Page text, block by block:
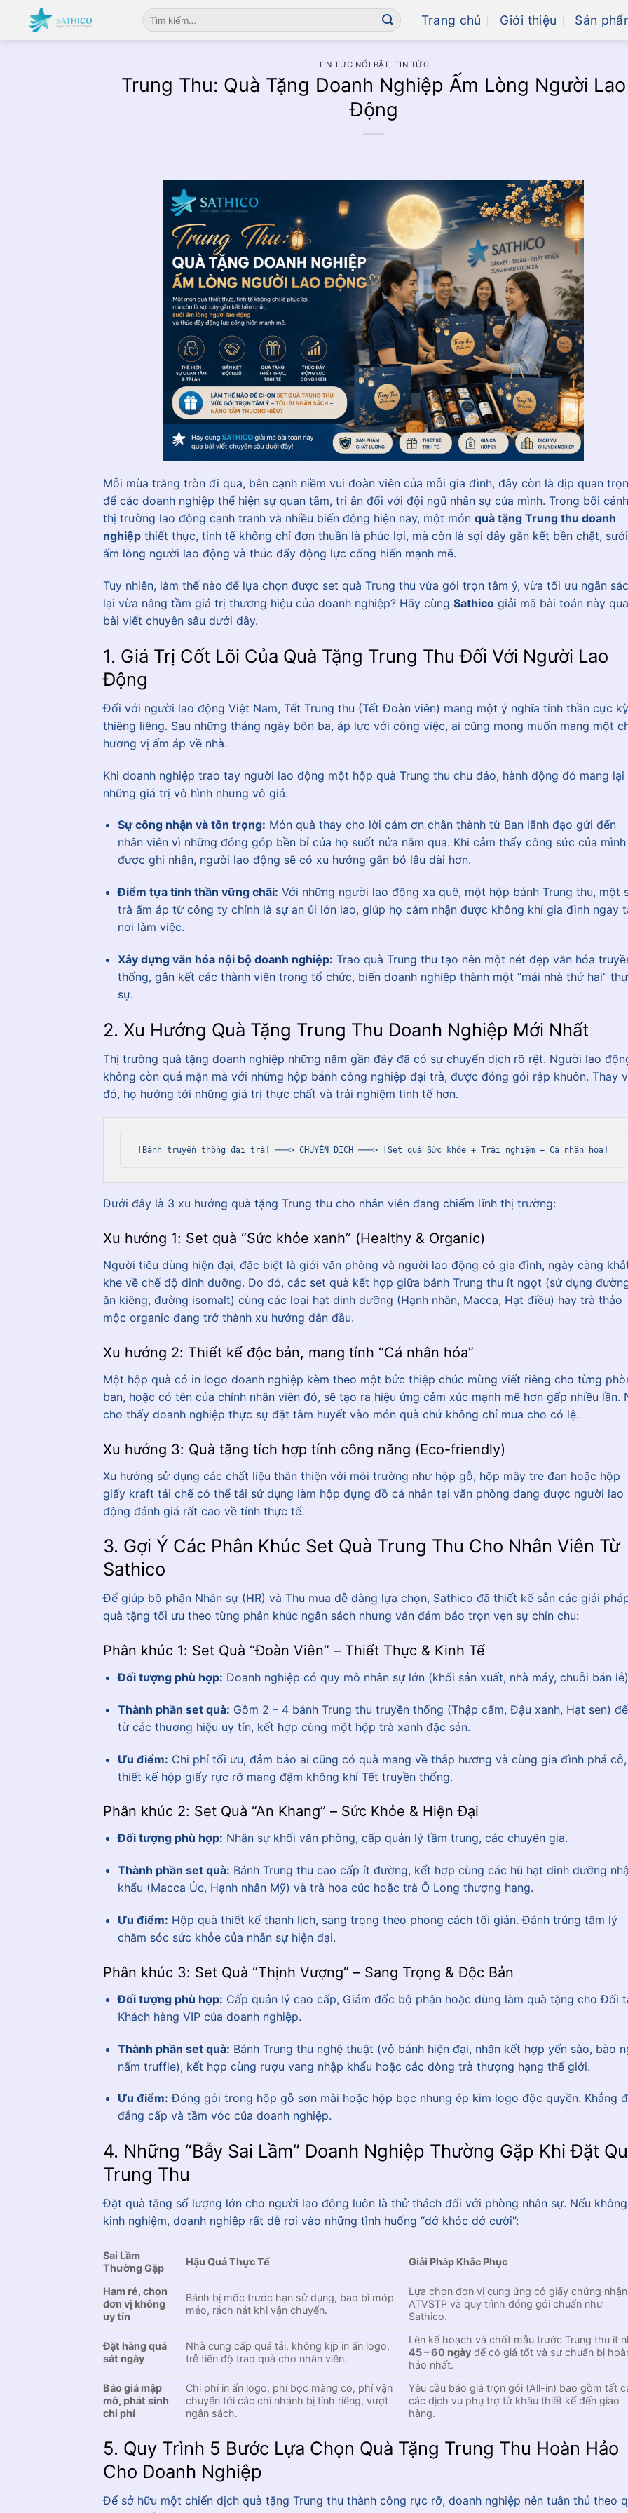
Chuyển
nội
Tìm
kiếm:
Trang chủ Giới thiệu Sản
TIN TỨC NỔI BẬT, TIN TỨC
Trung Thu: Quà Tặng Doanh Nghiệp Ấm Lòng Người Lao
Động
Mỗi mùa trăng tròn đi qua, bên cạnh niềm vui đoàn viên của mỗi gia đình, đây còn là dịp quan
để các doanh nghiệp thể hiện sự quan tâm, tri ân đối với đội ngũ nhân sự của mình. Trong bối cảnh
thị trường lao động cạnh tranh và nhiều biến động hiện nay, một món quà tặng Trung thu doanh
nghiệp thiết thực, tinh tế không chỉ đơn thuần là phúc lợi, mà còn là sợi dây gắn kết bền chặt, sưởi
ấm lòng người lao động và thúc đẩy động lực cống hiến mạnh mẽ.
Tuy nhiên, làm thế nào để lựa chọn được set quà Trung thu vừa gói trọn tâm ý, vừa tối ưu ngân
lại vừa nâng tầm giá trị thương hiệu của doanh nghiệp? Hãy cùng Sathico giải mã bài toán này qua
bài viết chuyên sâu dưới đây.
1. Giá Trị Cốt Lõi Của Quà Tặng Trung Thu Đối Với Người Lao
Động
Đối với người lao động Việt Nam, Tết Trung thu (Tết Đoàn viên) mang một ý nghĩa tinh thần cực kỳ
thiêng liêng. Sau những tháng ngày bôn ba, áp lực với công việc, ai cũng mong muốn mang một
hương vị ấm áp về nhà.
Khi doanh nghiệp trao tay người lao động một hộp quà Trung thu chu đáo, hành động đó mang lại
những giá trị vô hình nhưng vô giá:
Sự công nhận và tôn trọng: Món quà thay cho lời cảm ơn chân thành từ Ban lãnh đạo gửi đến
nhân viên vì những đóng góp bền bỉ của họ suốt nửa năm qua. Khi cảm thấy công sức của mình
được ghi nhận, người lao động sẽ có xu hướng gắn bó lâu dài hơn.
Điểm tựa tinh thần vững chãi: Với những người lao động xa quê, một hộp bánh Trung thu, một
trà ấm áp từ công ty chính là sự an ủi lớn lao, giúp họ cảm nhận được không khí gia đình ngay
nơi làm việc.
Xây dựng văn hóa nội bộ doanh nghiệp: Trao quà Trung thu tạo nên một nét đẹp văn hóa
thống, gắn kết các thành viên trong tổ chức, biến doanh nghiệp thành một “mái nhà thứ hai”
sự.
2. Xu Hướng Quà Tặng Trung Thu Doanh Nghiệp Mới Nhất
Thị trường quà tặng doanh nghiệp những năm gần đây đã có sự chuyển dịch rõ rệt. Người lao
không còn quá mặn mà với những hộp bánh công nghiệp đại trà, được đóng gói rập khuôn. Thay
đó, họ hướng tới những giá trị thực chất và trải nghiệm tinh tế hơn.
Dưới đây là 3 xu hướng quà tặng Trung thu cho nhân viên đang chiếm lĩnh thị trường:
Xu hướng 1: Set quà “Sức khỏe xanh” (Healthy & Organic)
Người tiêu dùng hiện đại, đặc biệt là giới văn phòng và người lao động có gia đình, ngày càng
khe về chế độ dinh dưỡng. Do đó, các set quà kết hợp giữa bánh Trung thu ít ngọt (sử dụng
ăn kiêng, đường isomalt) cùng các loại hạt dinh dưỡng (Hạnh nhân, Macca, Hạt điều) hay trà thảo
mộc organic đang trở thành xu hướng dẫn đầu.
Xu hướng 2: Thiết kế độc bản, mang tính “Cá nhân hóa”
Một hộp quà có in logo doanh nghiệp kèm theo một bức thiệp chúc mừng viết riêng cho từng
ban, hoặc có tên của chính nhân viên đó, sẽ tạo ra hiệu ứng cảm xúc mạnh mẽ hơn gấp nhiều lần.
cho thấy doanh nghiệp thực sự đặt tâm huyết vào món quà chứ không chỉ mua cho có lệ.
Xu hướng 3: Quà tặng tích hợp tính công năng (Eco-friendly)
Xu hướng sử dụng các chất liệu thân thiện với môi trường như hộp gỗ, hộp mây tre đan hoặc hộp
giấy kraft tái chế có thể tái sử dụng làm hộp đựng đồ cá nhân tại văn phòng đang được người lao
động đánh giá rất cao về tính thực tế.
3. Gợi Ý Các Phân Khúc Set Quà Trung Thu Cho Nhân Viên Từ
Sathico
Để giúp bộ phận Nhân sự (HR) và Thu mua dễ dàng lựa chọn, Sathico đã thiết kế sẵn các giải
quà tặng tối ưu theo từng phân khúc ngân sách nhưng vẫn đảm bảo trọn vẹn sự chỉn chu:
Phân khúc 1: Set Quà “Đoàn Viên” – Thiết Thực & Kinh Tế
Đối tượng phù hợp: Doanh nghiệp có quy mô nhân sự lớn (khối sản xuất, nhà máy, chuỗi bán
Thành phần set quà: Gồm 2 – 4 bánh Trung thu truyền thống (Thập cẩm, Đậu xanh, Hạt sen)
từ các thương hiệu uy tín, kết hợp cùng một hộp trà xanh đặc sản.
Ưu điểm: Chi phí tối ưu, đảm bảo ai cũng có quà mang về thắp hương và cùng gia đình phá cỗ,
thiết kế hộp giấy rực rỡ mang đậm không khí Tết truyền thống.
Phân khúc 2: Set Quà “An Khang” – Sức Khỏe & Hiện Đại
Đối tượng phù hợp: Nhân sự khối văn phòng, cấp quản lý tầm trung, các chuyên gia.
Thành phần set quà: Bánh Trung thu cao cấp ít đường, kết hợp cùng các hũ hạt dinh dưỡng
khẩu (Macca Úc, Hạnh nhân Mỹ) và trà hoa cúc hoặc trà Ô Long thượng hạng.
Ưu điểm: Hộp quà thiết kế thanh lịch, sang trọng theo phong cách tối giản. Đánh trúng tâm lý
chăm sóc sức khỏe của nhân sự hiện đại.
Phân khúc 3: Set Quà “Thịnh Vượng” – Sang Trọng & Độc Bản
Đối tượng phù hợp: Cấp quản lý cao cấp, Giám đốc bộ phận hoặc dùng làm quà tặng cho Đối
Khách hàng VIP của doanh nghiệp.
Thành phần set quà: Bánh Trung thu nghệ thuật (vỏ bánh hiện đại, nhân kết hợp yến sào, bào
nấm truffle), kết hợp cùng rượu vang nhập khẩu hoặc các dòng trà thượng hạng thế giới.
Ưu điểm: Đóng gói trong hộp gỗ sơn mài hoặc hộp bọc nhung ép kim logo độc quyền. Khẳng
đẳng cấp và tầm vóc của doanh nghiệp.
4. Những “Bẫy Sai Lầm” Doanh Nghiệp Thường Gặp Khi Đặt
Trung Thu
Đặt quà tặng số lượng lớn cho người lao động luôn là thử thách đối với phòng nhân sự. Nếu
kinh nghiệm, doanh nghiệp rất dễ rơi vào những tình huống “dở khóc dở cười”:
Sai Lầm
Thường Gặp
Hậu Quả Thực Tế Giải Pháp Khắc Phục
Ham rẻ, chọn
đơn vị không
uy tín
Bánh bị mốc trước hạn sử dụng, bao bì móp
méo, rách nát khi vận chuyển.
Lựa chọn đơn vị cung ứng có giấy chứng nhận
ATVSTP và quy trình đóng gói chuẩn như
Sathico.
Đặt hàng quá
sát ngày
Nhà cung cấp quá tải, không kịp in ấn logo,
trễ tiến độ trao quà cho nhân viên.
Lên kế hoạch và chốt mẫu trước Trung thu ít
45 – 60 ngày để có giá tốt và sự chuẩn bị
hảo nhất.
Báo giá mập
mờ, phát sinh
chi phí
Chi phí in ấn logo, phí bọc màng co, phí vận
chuyển tới các chi nhánh bị tính riêng, vượt
ngân sách.
Yêu cầu báo giá trọn gói (All-in) bao gồm tất
các dịch vụ phụ trợ từ khâu thiết kế đến giao
hàng.
5. Quy Trình 5 Bước Lựa Chọn Quà Tặng Trung Thu Hoàn Hảo
Cho Doanh Nghiệp
Để sở hữu một chiến dịch quà tặng Trung thu thành công rực rỡ, doanh nghiệp nên tuân thủ theo